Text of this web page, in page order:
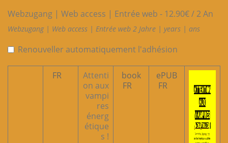
Webzugang | Web access | Entrée web - 12.90€/ 2 An
Webzugang | Web access | Entrée web 2 Jahre | years | ans
Renouveller automatiquement l'adhésion
FR
Attenti
on aux
vampi
res
énerg
étique
s !
book
FR
ePUB
FR